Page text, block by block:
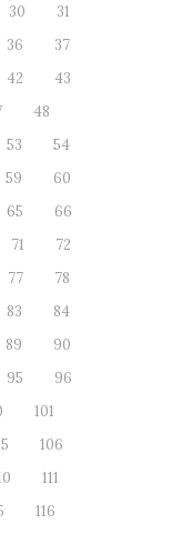
30
31
36
37
42
43
48
53
54
59
60
65
66
71
72
77
78
83
84
89
90
95
96
101
106
111
116